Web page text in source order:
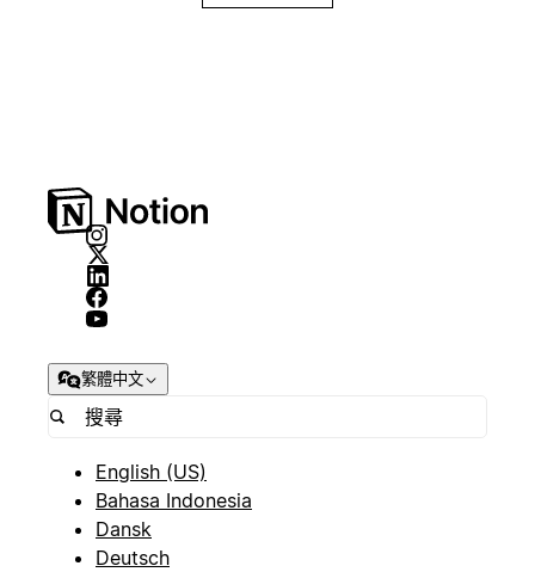
繁體中文
English (US)
Bahasa Indonesia
Dansk
Deutsch